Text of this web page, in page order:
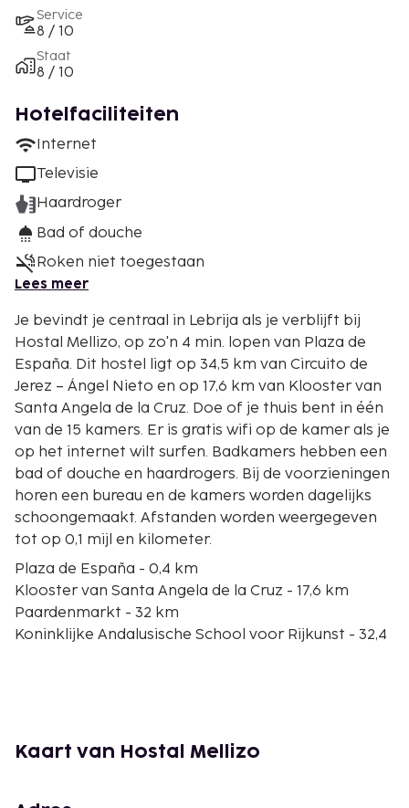
Service
8 / 10
Staat
8 / 10
Hotelfaciliteiten
Internet
Televisie
Haardroger
Bad of douche
Roken niet toegestaan
Lees meer
Je bevindt je centraal in Lebrija als je verblijft bij
Hostal Mellizo, op zo'n 4 min. lopen van Plaza de
España. Dit hostel ligt op 34,5 km van Circuito de
Jerez – Ángel Nieto en op 17,6 km van Klooster van
Santa Angela de la Cruz. Doe of je thuis bent in één
van de 15 kamers. Er is gratis wifi op de kamer als je
op het internet wilt surfen. Badkamers hebben een
bad of douche en haardrogers. Bij de voorzieningen
horen een bureau en de kamers worden dagelijks
schoongemaakt. Afstanden worden weergegeven
tot op 0,1 mijl en kilometer.
Plaza de España - 0,4 km
Klooster van Santa Angela de la Cruz - 17,6 km
Paardenmarkt - 32 km
Koninklijke Andalusische School voor Rijkunst - 32,4
Bodegas Lustau - 33,4 km
Kaart van Hostal Mellizo